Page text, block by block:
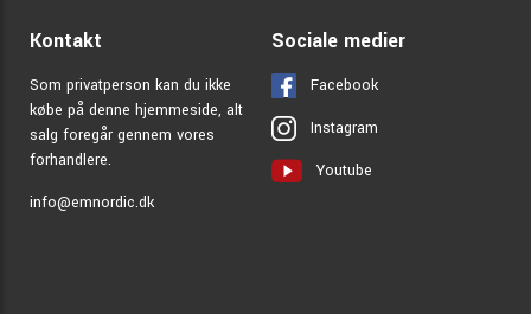
Kontakt
Som privatperson kan du ikke
købe på denne hjemmeside, alt
salg foregår gennem vores
forhandlere.
info@emnordic.dk
Sociale medier
Facebook
Instagram
Youtube